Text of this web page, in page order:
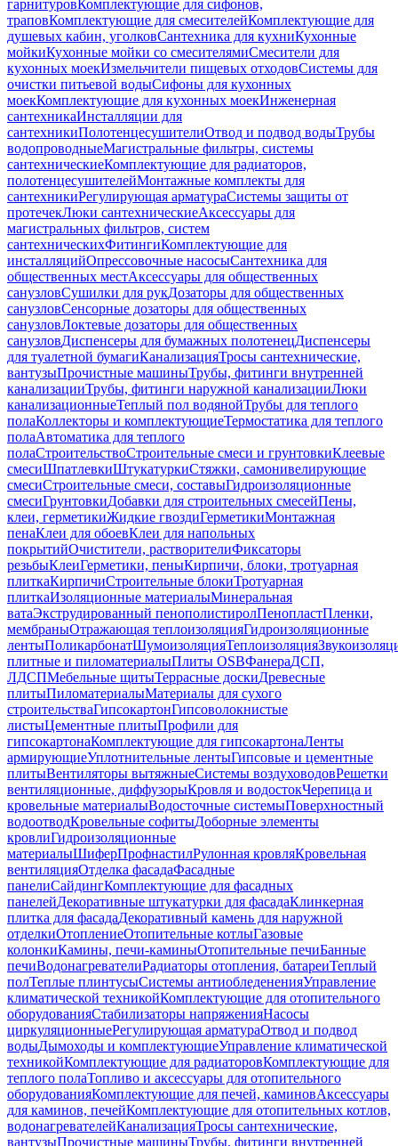
гарнитуровКомплектующие для сифонов,
траповКомплектующие для смесителейКомплектующие для
душевых кабин, уголковСантехника для кухниКухонные
мойкиКухонные мойки со смесителямиСмесители для
кухонных моекИзмельчители пищевых отходовСистемы для
очистки питьевой водыСифоны для кухонных
моекКомплектующие для кухонных моекИнженерная
сантехникаИнсталляции для
сантехникиПолотенцесушителиОтвод и подвод водыТрубы
водопроводныеМагистральные фильтры, системы
сантехническиеКомплектующие для радиаторов,
полотенцесушителейМонтажные комплекты для
сантехникиРегулирующая арматураСистемы защиты от
протечекЛюки сантехническиеАксессуары для
магистральных фильтров, систем
сантехническихФитингиКомплектующие для
инсталляцийОпрессовочные насосыСантехника для
общественных местАксессуары для общественных
санузловСушилки для рукДозаторы для общественных
санузловСенсорные дозаторы для общественных
санузловЛоктевые дозаторы для общественных
санузловДиспенсеры для бумажных полотенецДиспенсеры
для туалетной бумагиКанализацияТросы сантехнические,
вантузыПрочистные машиныТрубы, фитинги внутренней
канализацииТрубы, фитинги наружной канализацииЛюки
канализационныеТеплый пол водянойТрубы для теплого
полаКоллекторы и комплектующиеТермостатика для теплого
полаАвтоматика для теплого
полаСтроительствоСтроительные смеси и грунтовкиКлеевые
смесиШпатлевкиШтукатуркиСтяжки, самонивелирующие
смесиСтроительные смеси, составыГидроизоляционные
смесиГрунтовкиДобавки для строительных смесейПены,
клеи, герметикиЖидкие гвоздиГерметикиМонтажная
пенаКлеи для обоевКлеи для напольных
покрытийОчистители, растворителиФиксаторы
резьбыКлеиГерметики, пеныКирпичи, блоки, тротуарная
плиткаКирпичиСтроительные блокиТротуарная
плиткаИзоляционные материалыМинеральная
ватаЭкструдированный пенополистиролПенопластПленки,
мембраныОтражающая теплоизоляцияГидроизоляционные
лентыПоликарбонатШумоизоляцияТеплоизоляция
плитные и пиломатериалыПлиты OSBФанераДСП,
ЛДСПМебельные щитыТеррасные доскиДревесные
плитыПиломатериалыМатериалы для сухого
строительстваГипсокартонГипсоволокнистые
листыЦементные плитыПрофили для
гипсокартонаКомплектующие для гипсокартонаЛенты
армирующиеУплотнительные лентыГипсовые и цементные
плитыВентиляторы вытяжныеСистемы воздуховодовРешетки
вентиляционные, диффузорыКровля и водостокЧерепица и
кровельные материалыВодосточные системыПоверхностный
водоотводКровельные софитыДоборные элементы
кровлиГидроизоляционные
материалыШиферПрофнастилРулонная кровляКровельная
вентиляцияОтделка фасадаФасадные
панелиСайдингКомплектующие для фасадных
панелейДекоративные штукатурки для фасадаКлинкерная
плитка для фасадаДекоративный камень для наружной
отделкиОтоплениеОтопительные котлыГазовые
колонкиКамины, печи-каминыОтопительные печиБанные
печиВодонагревателиРадиаторы отопления, батареиТеплый
полТеплые плинтусыСистемы антиобледененияУправление
климатической техникойКомплектующие для отопительного
оборудованияСтабилизаторы напряженияНасосы
циркуляционныеРегулирующая арматураОтвод и подвод
водыДымоходы и комплектующиеУправление климатической
техникойКомплектующие для радиаторовКомплектующие для
теплого полаТопливо и аксессуары для отопительного
оборудованияКомплектующие для печей, каминовАксессуары
для каминов, печейКомплектующие для отопительных котлов,
водонагревателейКанализацияТросы сантехнические,
вантузыПрочистные машиныТрубы, фитинги внутренней